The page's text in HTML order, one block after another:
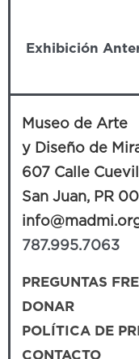
Exhibición
Museo de Arte
y Diseño de
607 Calle
San Juan, PR
787.995.7063
PREGUNTAS
DONAR
POLÍTICA DE
CONTACTO